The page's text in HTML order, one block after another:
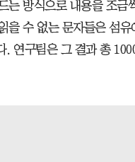
는 방식으로 내용을 조금
을 수 없는 문자들은 섬
연구팀은 그 결과 총